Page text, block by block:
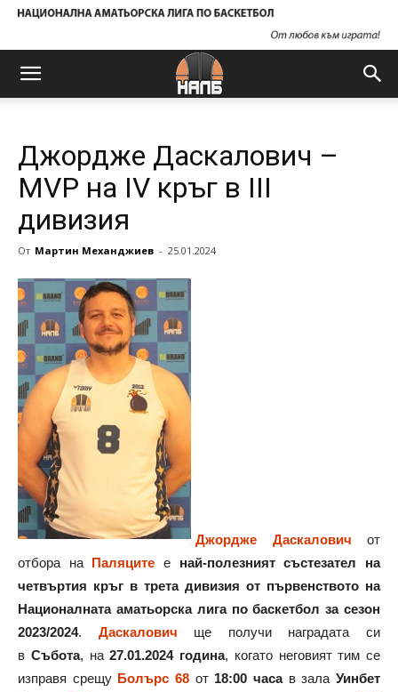
Джордже Даскалович –
MVP на IV кръг в III
дивизия
От Мартин Механджиев - 25.01.2024
Джордже Даскалович
от
отбора на Паляците е най-полезният състезател на
четвъртия кръг в трета дивизия от първенството на
Националната аматьорска лига по баскетбол за сезон
2023/2024. Даскалович
ще получи наградата си
в Събота, на27.01.2024 година, когато неговият тим се
изправя срещу Болърс 68 от 18:00 часав залаУинбет